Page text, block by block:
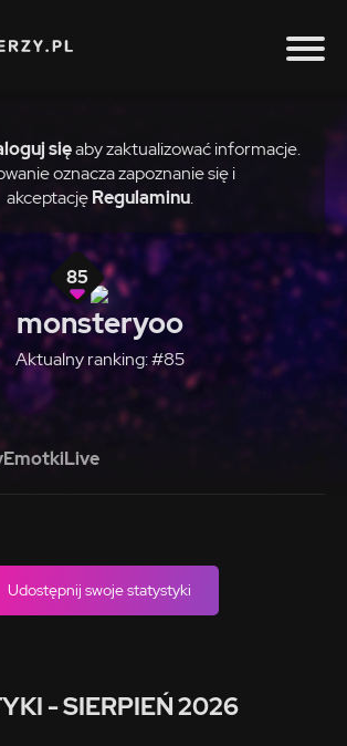
sięaby zaktualizować informacje.
oznacza zapoznanie się i
akceptację Regulaminu.
85
monsteryoo
Aktualny ranking: #85
EmotkiLive
Udostępnij swoje statystyki
- SIERPIEŃ 2026